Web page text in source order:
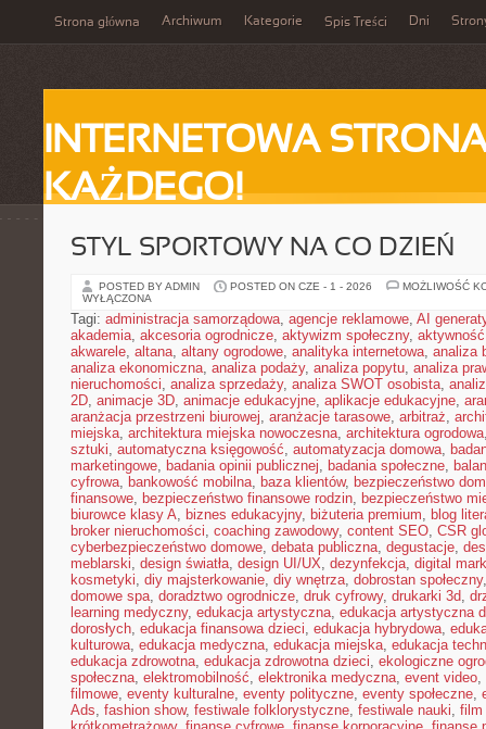
Strona główna Archiwum Kategorie Spis Treści Dni
INTERNETOWA
KAŻDEGO!
STYL SPORTOWY NA CO DZIEŃ
POSTED BY ADMIN POSTED ON CZE - 1 - 2026
MOŻLIWOŚĆ
WYŁĄCZONA
Tagi: administracja samorządowa, agencje reklamowe, AI
akademia, akcesoria ogrodnicze, aktywizm społeczny,
akwarele, altana, altany ogrodowe, analityka internetowa, analiza
analiza ekonomiczna, analiza podaży, analiza popytu, analiza
nieruchomości, analiza sprzedaży, analiza SWOT osobista,
2D, animacje 3D, animacje edukacyjne, aplikacje edukacyjne,
aranżacja przestrzeni biurowej, aranżacje tarasowe, arbitraż,
miejska, architektura miejska nowoczesna, architektura ogrodowa
sztuki, automatyczna księgowość, automatyzacja domowa,
marketingowe, badania opinii publicznej, badania społeczne,
cyfrowa, bankowość mobilna, baza klientów, bezpieczeństwo
finansowe, bezpieczeństwo finansowe rodzin, bezpieczeństwo
biurowce klasy A, biznes edukacyjny, biżuteria premium, blog
broker nieruchomości, coaching zawodowy, content SEO, CSR
cyberbezpieczeństwo domowe, debata publiczna, degustacje,
meblarski, design światła, design UI/UX, dezynfekcja, digital
kosmetyki, diy majsterkowanie, diy wnętrza, dobrostan społeczny
domowe spa, doradztwo ogrodnicze, druk cyfrowy, drukarki 3d,
learning medyczny, edukacja artystyczna, edukacja artystyczna
dorosłych, edukacja finansowa dzieci, edukacja hybrydowa,
kulturowa, edukacja medyczna, edukacja miejska, edukacja
edukacja zdrowotna, edukacja zdrowotna dzieci, ekologiczne
społeczna, elektromobilność, elektronika medyczna, event video,
filmowe, eventy kulturalne, eventy polityczne, eventy społeczne,
Ads, fashion show, festiwale folklorystyczne, festiwale nauki, film